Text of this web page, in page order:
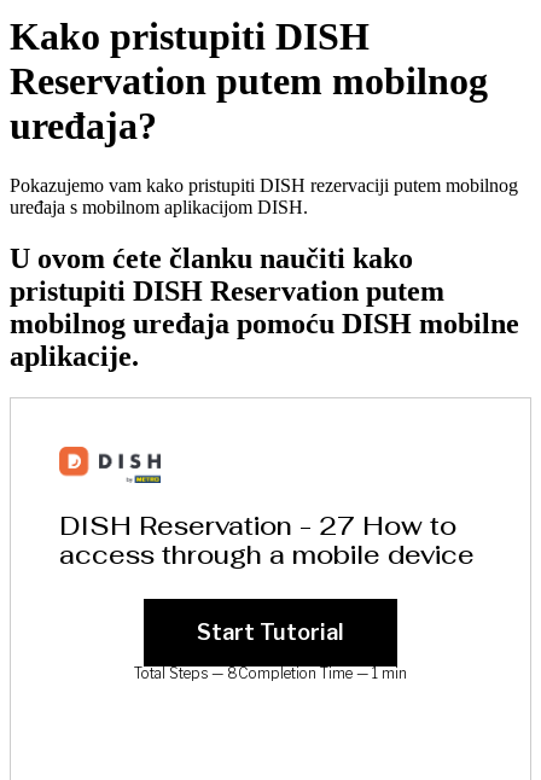
Kako pristupiti DISH
Reservation putem mobilnog
uređaja?
Pokazujemo vam kako pristupiti DISH rezervaciji putem mobilnog
uređaja s mobilnom aplikacijom DISH.
U ovom ćete članku naučiti kako
pristupiti DISH Reservation putem
mobilnog uređaja pomoću DISH mobilne
aplikacije.